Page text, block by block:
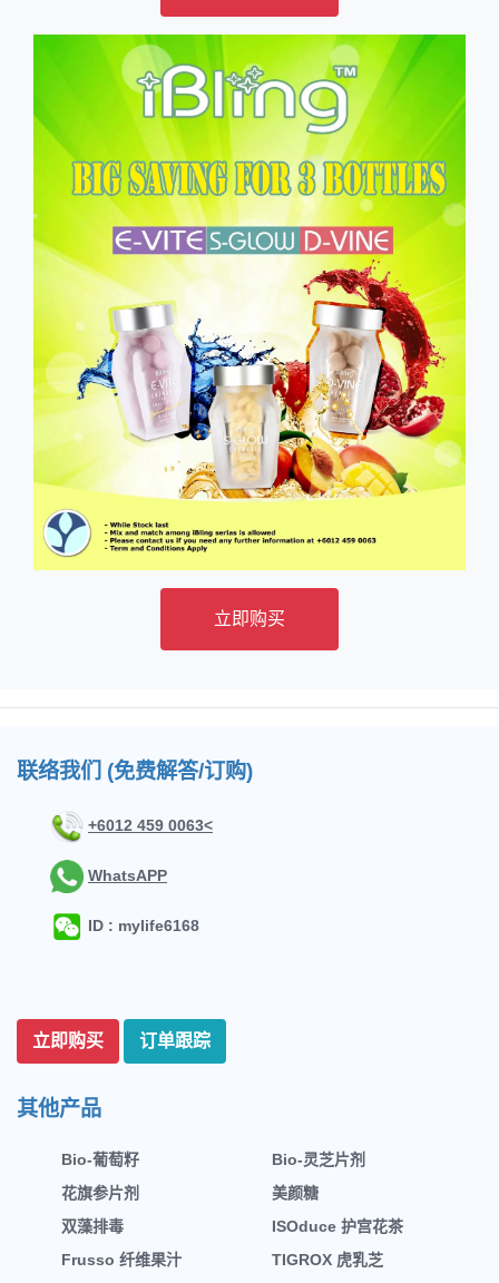
立即购买
联络我们 (免费解答/订购)
+6012 459 0063<
WhatsAPP
ID : mylife6168
立即购买 订单跟踪
其他产品
Bio-葡萄籽
Bio-灵芝片剂
花旗参片剂
美颜糖
双藻排毒
ISOduce 护宫花茶
Frusso 纤维果汁
TIGROX 虎乳芝